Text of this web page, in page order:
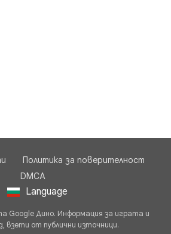
Политика за поверителност
DMCA
Language
Google Дино. Информация за играта и
взети от публични източници.